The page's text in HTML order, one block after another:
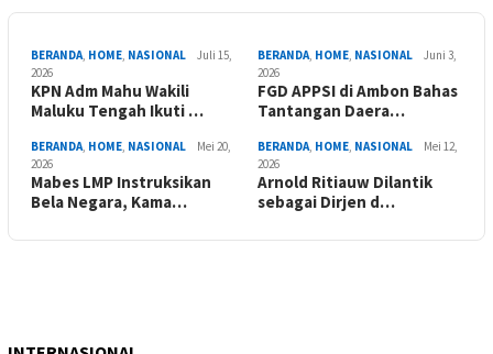
BERANDA, HOME, NASIONAL
Juli 15,
2026
KPN Adm Mahu Wakili
Maluku Tengah Ikuti …
BERANDA, HOME, NASIONAL
Juni 3,
2026
FGD APPSI di Ambon Bahas
Tantangan Daera…
BERANDA, HOME, NASIONAL
Mei 20,
2026
Mabes LMP Instruksikan
Bela Negara, Kama…
BERANDA, HOME, NASIONAL
Mei 12,
2026
Arnold Ritiauw Dilantik
sebagai Dirjen d…